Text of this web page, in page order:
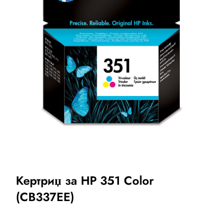
Кертриџ за HP 351 Color
(CB337EE)